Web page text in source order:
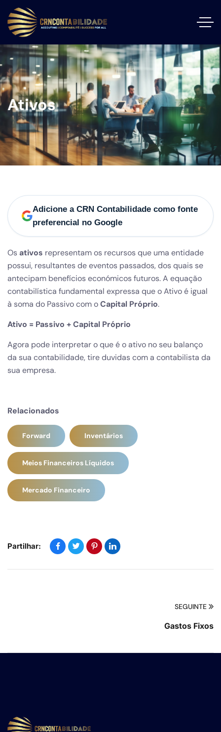
Ativos
Adicione a CRN Contabilidade como fonte
preferencial no Google
Os ativos representam os recursos que uma entidade
possui, resultantes de eventos passados, dos quais se
antecipam benefícios económicos futuros. A equação
contabilística fundamental expressa que o Ativo é igual
à soma do Passivo com oCapital Próprio.
Ativo = Passivo + Capital Próprio
Agora pode interpretar o que é o ativo no seu balanço
da sua contabilidade, tire duvidas com a contabilista da
sua empresa.
Relacionados
Forward Inventários
Meios Financeiros Líquidos
Mercado Financeiro
Partilhar:
SEGUINTE
Gastos Fixos